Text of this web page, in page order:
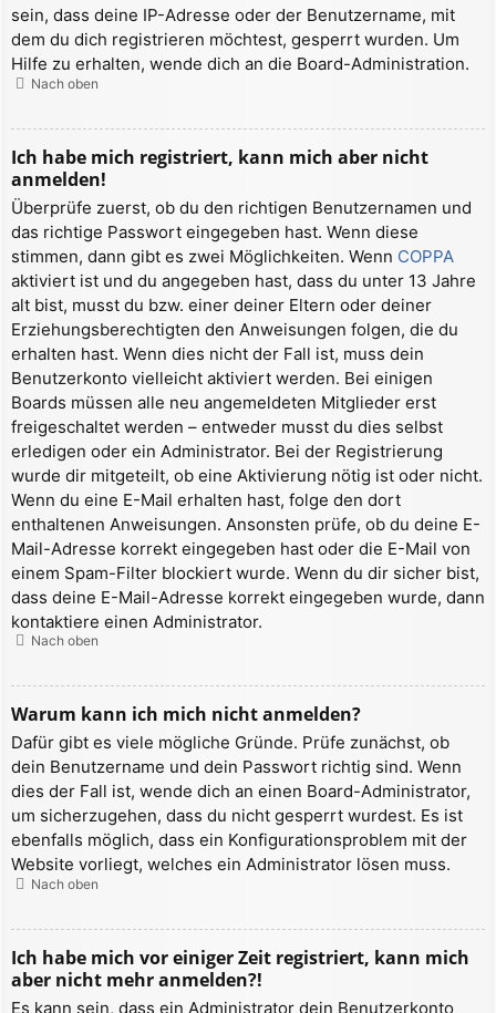
sein, dass deine IP-Adresse oder der Benutzername, mit
dem du dich registrieren möchtest, gesperrt wurden. Um
Hilfe zu erhalten, wende dich an die Board-Administration.
Nach oben
Ich habe mich registriert, kann mich aber nicht
anmelden!
Überprüfe zuerst, ob du den richtigen Benutzernamen und
das richtige Passwort eingegeben hast. Wenn diese
stimmen, dann gibt es zwei Möglichkeiten. Wenn COPPA
aktiviert ist und du angegeben hast, dass du unter 13 Jahre
alt bist, musst du bzw. einer deiner Eltern oder deiner
Erziehungsberechtigten den Anweisungen folgen, die du
erhalten hast. Wenn dies nicht der Fall ist, muss dein
Benutzerkonto vielleicht aktiviert werden. Bei einigen
Boards müssen alle neu angemeldeten Mitglieder erst
freigeschaltet werden – entweder musst du dies selbst
erledigen oder ein Administrator. Bei der Registrierung
wurde dir mitgeteilt, ob eine Aktivierung nötig ist oder nicht.
Wenn du eine E-Mail erhalten hast, folge den dort
enthaltenen Anweisungen. Ansonsten prüfe, ob du deine E-
Mail-Adresse korrekt eingegeben hast oder die E-Mail von
einem Spam-Filter blockiert wurde. Wenn du dir sicher bist,
dass deine E-Mail-Adresse korrekt eingegeben wurde, dann
kontaktiere einen Administrator.
Nach oben
Warum kann ich mich nicht anmelden?
Dafür gibt es viele mögliche Gründe. Prüfe zunächst, ob
dein Benutzername und dein Passwort richtig sind. Wenn
dies der Fall ist, wende dich an einen Board-Administrator,
um sicherzugehen, dass du nicht gesperrt wurdest. Es ist
ebenfalls möglich, dass ein Konfigurationsproblem mit der
Website vorliegt, welches ein Administrator lösen muss.
Nach oben
Ich habe mich vor einiger Zeit registriert, kann mich
aber nicht mehr anmelden?!
Es kann sein, dass ein Administrator dein Benutzerkonto